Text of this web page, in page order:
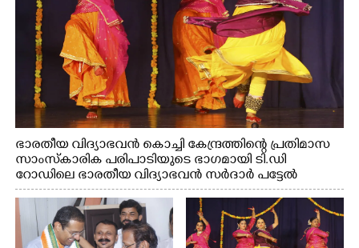
ഭാരതീയ വിദ്യാഭവൻ കൊച്ചി കേന്ദ്രത്തിന്റെ പ്രതിമാസ
സാംസ്കാരിക പരിപാടിയുടെ ഭാഗമായി ടി.ഡി
റോഡിലെ ഭാരതീയ വിദ്യാഭവൻ സർദാർ പട്ടേൽ
സഭാഗൃഹത്തിൽ എം. അക്ഷതയുടെ നേതൃത്വത്തിൽ
അവതരിപ്പിച്ച ലയ നമൻ കഥക് നൃത്തത്തിൽ നിന്ന്